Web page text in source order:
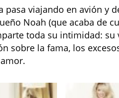
pasa viajando en avión y
Noah (que acaba de
toda su intimidad: su
sobre la fama, los